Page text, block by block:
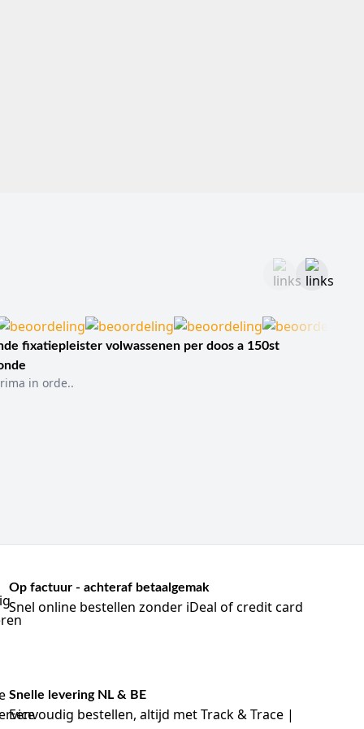
aan te sluiten. Bij sets met een stockinette vormt
exacte maat van de opening, de plaats ervan in het
voor iedere arm- of beenprocedure passend is.
gekozen of al onderdeel zijn van uw
uitvoering.
de geplande procedure. Breng het afdekmateriaal
of stockinette zorgvuldig ten opzichte van de
fixatiepleister volwassenen per doos a 150st
in orde..
Op factuur - achteraf betaalgemak
Snel online bestellen zonder iDeal of credit card
Snelle levering NL & BE
Eenvoudig bestellen, altijd met Track & Trace |